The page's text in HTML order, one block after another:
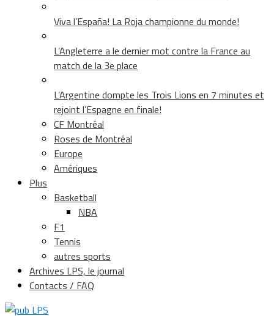
Viva l’España! La Roja championne du monde!
L’Angleterre a le dernier mot contre la France au
match de la 3e place
L’Argentine dompte les Trois Lions en 7 minutes et
rejoint l’Espagne en finale!
CF Montréal
Roses de Montréal
Europe
Amériques
Plus
Basketball
NBA
F1
Tennis
autres sports
Archives LPS, le journal
Contacts / FAQ